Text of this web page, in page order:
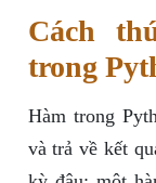
Cách
trong
Hàm trong
và trả về kết